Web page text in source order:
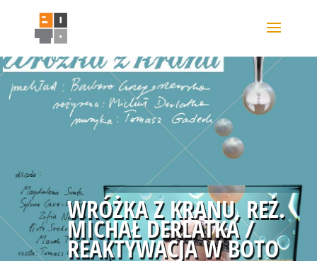
WRÓŻKA Z KRANU, REŻ.
MICHAŁ DERLATKA /
REAKTYWACJA W BOTO